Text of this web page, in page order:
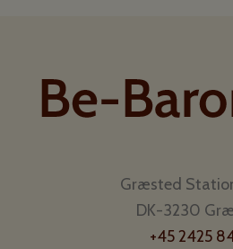
Græsted
DK-3230
+45 2425